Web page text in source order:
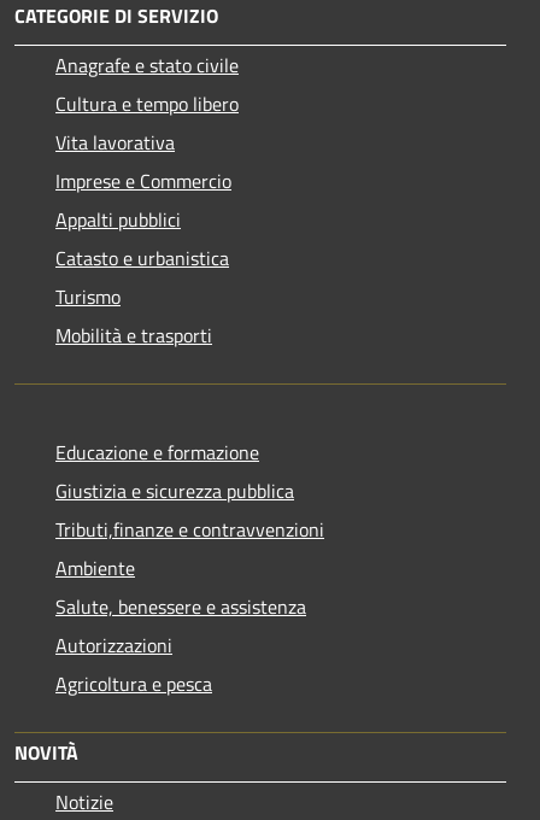
CATEGORIE DI SERVIZIO
Anagrafe e stato civile
Cultura e tempo libero
Vita lavorativa
Imprese e Commercio
Appalti pubblici
Catasto e urbanistica
Turismo
Mobilità e trasporti
Educazione e formazione
Giustizia e sicurezza pubblica
Tributi,finanze e contravvenzioni
Ambiente
Salute, benessere e assistenza
Autorizzazioni
Agricoltura e pesca
NOVITÀ
Notizie